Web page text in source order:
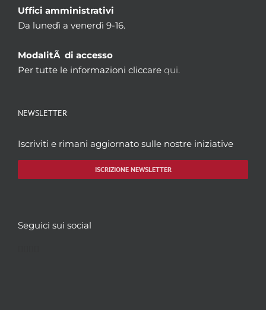
Uffici amministrativi
Da lunedì a venerdì 9-16.
ModalitÃ di accesso
Per tutte le informazioni cliccare qui.
NEWSLETTER
Iscriviti e rimani aggiornato sulle nostre iniziative
ISCRIZIONE NEWSLETTER
Seguici sui social